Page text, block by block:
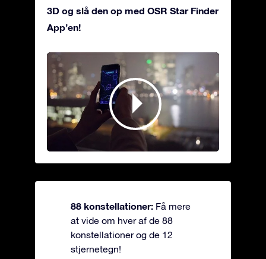
3D og slå den op med OSR Star Finder
App’en!
88 konstellationer: Få mere
at vide om hver af de 88
konstellationer og de 12
stjernetegn!